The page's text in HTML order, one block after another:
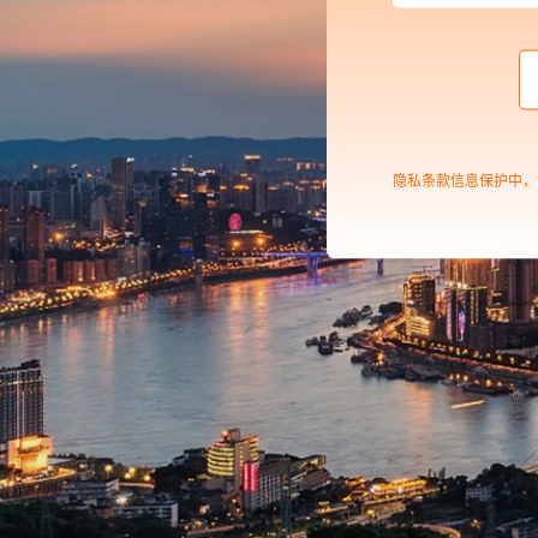
隐私条款信息保护中